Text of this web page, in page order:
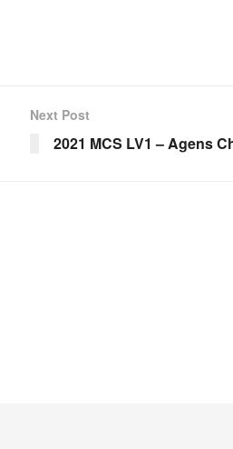
Next Post
2021 MCS LV1 – Agens